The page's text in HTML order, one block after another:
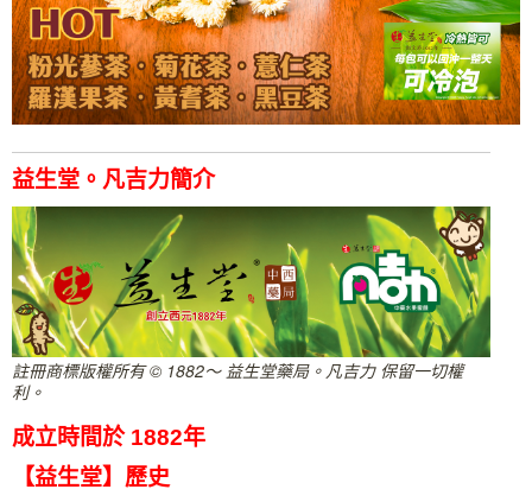
益生堂。凡吉力簡介
註冊商標版權所有 © 1882～ 益生堂藥局。凡吉力 保留一切權
利。
成立時間於 1882年
【益生堂】歷史